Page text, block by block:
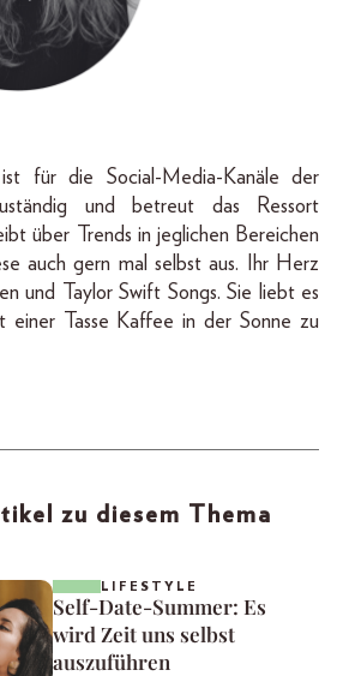
für die Social-Media-Kanäle der
und betreut das Ressort
über Trends in jeglichen Bereichen
auch gern mal selbst aus. Ihr Herz
und Taylor Swift Songs. Sie liebt es
einer Tasse Kaffee in der Sonne zu
zu diesem Thema
LIFESTYLE
Self-Date-Summer: Es
wird Zeit uns selbst
auszuführen